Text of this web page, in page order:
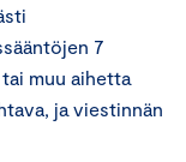
7
muu aihetta
ja viestinnän